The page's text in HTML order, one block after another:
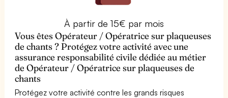
À partir de 15€ par mois
Vous êtes Opérateur / Opératrice sur plaqueuses
de chants ? Protégez votre activité avec une
assurance responsabilité civile dédiée au métier
de Opérateur / Opératrice sur plaqueuses de
chants
Protégez votre activité contre les grands risques